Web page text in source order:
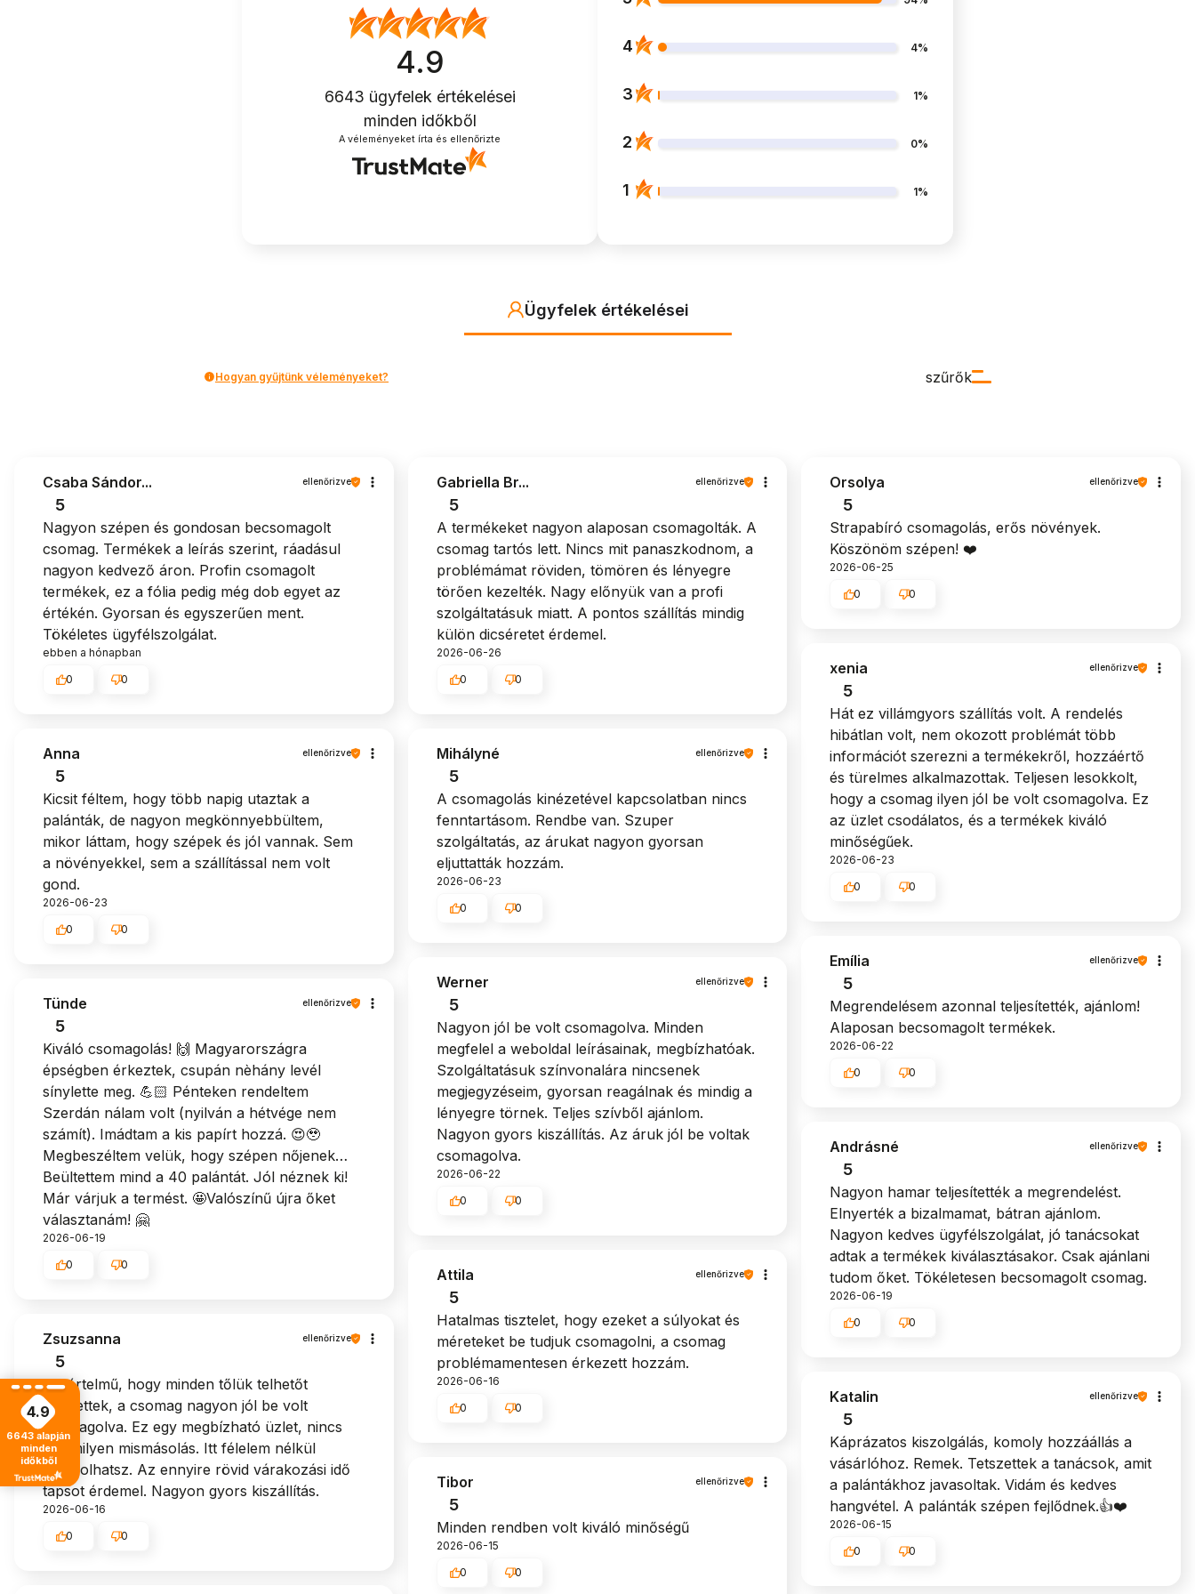
4.9
6643 ügyfelek értékelései
minden időkből
A véleményeket írta és ellenőrizte
4 4%
3 1%
2 0%
1 1%
Ügyfelek értékelései
szűrők
Hogyan gyűjtünk véleményeket?
Csaba Sándor... ellenőrizve
5
Nagyon szépen és gondosan becsomagolt
csomag. Termékek a leírás szerint, ráadásul
nagyon kedvező áron. Profin csomagolt
termékek, ez a fólia pedig még dob egyet az
értékén. Gyorsan és egyszerűen ment.
Tökéletes ügyfélszolgálat.
ebben a hónapban
0 0
Gabriella Br... ellenőrizve
5
A termékeket nagyon alaposan csomagolták. A
csomag tartós lett. Nincs mit panaszkodnom, a
problémámat röviden, tömören és lényegre
törően kezelték. Nagy előnyük van a profi
szolgáltatásuk miatt. A pontos szállítás mindig
külön dicséretet érdemel.
2026-06-26
0 0
Orsolya ellenőrizve
5
Strapabíró csomagolás, erős növények.
Köszönöm szépen! ❤️
2026-06-25
0 0
xenia ellenőrizve
5
Hát ez villámgyors szállítás volt. A rendelés
hibátlan volt, nem okozott problémát több
információt szerezni a termékekről, hozzáértő
és türelmes alkalmazottak. Teljesen lesokkolt,
hogy a csomag ilyen jól be volt csomagolva. Ez
az üzlet csodálatos, és a termékek kiváló
minőségűek.
2026-06-23
0 0
Anna ellenőrizve
5
Kicsit féltem, hogy több napig utaztak a
palánták, de nagyon megkönnyebbültem,
mikor láttam, hogy szépek és jól vannak. Sem
a növényekkel, sem a szállítással nem volt
gond.
2026-06-23
0 0
Mihályné ellenőrizve
5
A csomagolás kinézetével kapcsolatban nincs
fenntartásom. Rendbe van. Szuper
szolgáltatás, az árukat nagyon gyorsan
eljuttatták hozzám.
2026-06-23
0 0
Emília ellenőrizve
5
Megrendelésem azonnal teljesítették, ajánlom!
Alaposan becsomagolt termékek.
2026-06-22
0 0
Werner ellenőrizve
5
Nagyon jól be volt csomagolva. Minden
megfelel a weboldal leírásainak, megbízhatóak.
Szolgáltatásuk színvonalára nincsenek
megjegyzéseim, gyorsan reagálnak és mindig a
lényegre törnek. Teljes szívből ajánlom.
Nagyon gyors kiszállítás. Az áruk jól be voltak
csomagolva.
2026-06-22
0 0
Tünde ellenőrizve
5
Kiváló csomagolás! 🙌 Magyarországra
épségben érkeztek, csupán nèhány levél
sínylette meg. 💪🏻 Pénteken rendeltem
Szerdán nálam volt (nyilván a hétvége nem
számít). Imádtam a kis papírt hozzá. 😍🥹
Megbeszéltem velük, hogy szépen nőjenek…
Beültettem mind a 40 palántát. Jól néznek ki!
Már várjuk a termést. 🤩Valószínű újra őket
választanám! 🤗
2026-06-19
0 0
Andrásné ellenőrizve
5
Nagyon hamar teljesítették a megrendelést.
Elnyerték a bizalmamat, bátran ajánlom.
Nagyon kedves ügyfélszolgálat, jó tanácsokat
adtak a termékek kiválasztásakor. Csak ajánlani
tudom őket. Tökéletesen becsomagolt csomag.
2026-06-19
0 0
Attila ellenőrizve
5
Hatalmas tisztelet, hogy ezeket a súlyokat és
méreteket be tudjuk csomagolni, a csomag
problémamentesen érkezett hozzám.
2026-06-16
0 0
Zsuzsanna ellenőrizve
5
Egyértelmű, hogy minden tőlük telhetőt
megtettek, a csomag nagyon jól be volt
csomagolva. Ez egy megbízható üzlet, nincs
semmilyen mismásolás. Itt félelem nélkül
vásárolhatsz. Az ennyire rövid várakozási idő
tapsot érdemel. Nagyon gyors kiszállítás.
2026-06-16
0 0
Katalin ellenőrizve
5
Káprázatos kiszolgálás, komoly hozzáállás a
vásárlóhoz. Remek. Tetszettek a tanácsok, amit
a palántákhoz javasoltak. Vidám és kedves
hangvétel. A palánták szépen fejlődnek.👍️❤️
2026-06-15
0 0
Tibor ellenőrizve
5
Minden rendben volt kiváló minőségű
2026-06-15
0 0
4.9
6643 alapján
minden
időkből